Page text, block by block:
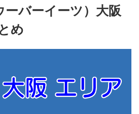
バーイーツ）大阪
め